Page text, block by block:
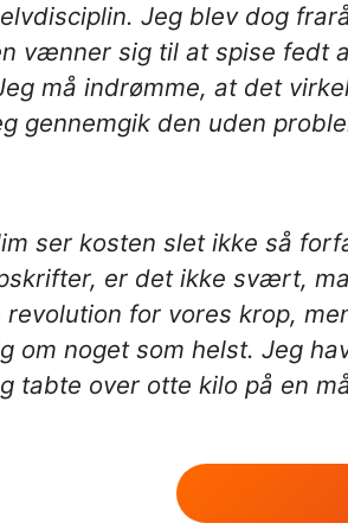
Jeg blev dog
vænner sig til at spise fedt
må indrømme, at det
gennemgik den uden
ser kosten slet ikke så
er det ikke svært,
revolution for vores krop,
om noget som helst. Jeg
tabte over otte kilo på en